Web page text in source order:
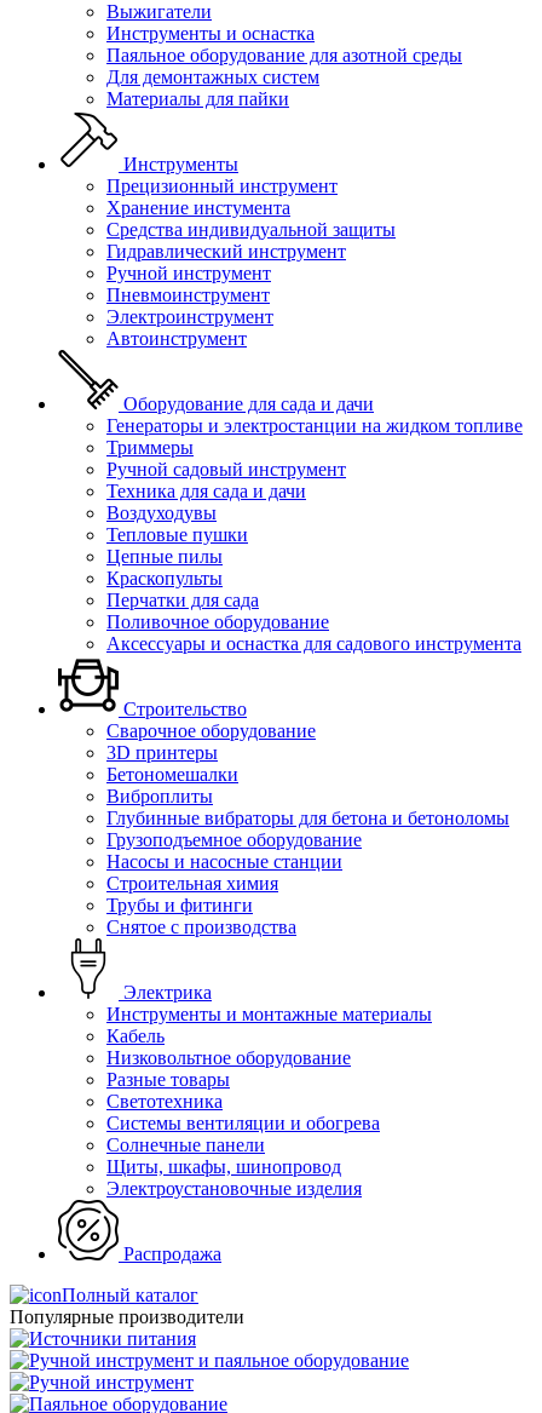
Выжигатели
Инструменты и оснастка
Паяльное оборудование для азотной среды
Для демонтажных систем
Материалы для пайки
Инструменты
Прецизионный инструмент
Хранение инстумента
Средства индивидуальной защиты
Гидравлический инструмент
Ручной инструмент
Пневмоинструмент
Электроинструмент
Автоинструмент
Оборудование для сада и дачи
Генераторы и электростанции на жидком топливе
Триммеры
Ручной садовый инструмент
Техника для сада и дачи
Воздуходувы
Тепловые пушки
Цепные пилы
Краскопульты
Перчатки для сада
Поливочное оборудование
Аксессуары и оснастка для садового инструмента
Строительство
Сварочное оборудование
3D принтеры
Бетономешалки
Виброплиты
Глубинные вибраторы для бетона и бетоноломы
Грузоподъемное оборудование
Насосы и насосные станции
Строительная химия
Трубы и фитинги
Снятое с производства
Электрика
Инструменты и монтажные материалы
Кабель
Низковольтное оборудование
Разные товары
Светотехника
Системы вентиляции и обогрева
Солнечные панели
Щиты, шкафы, шинопровод
Электроустановочные изделия
Распродажа
Полный каталог
Популярные производители